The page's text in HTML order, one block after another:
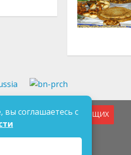
ДЛЯ СЛАБОВИДЯЩИХ
вы соглашаетесь с